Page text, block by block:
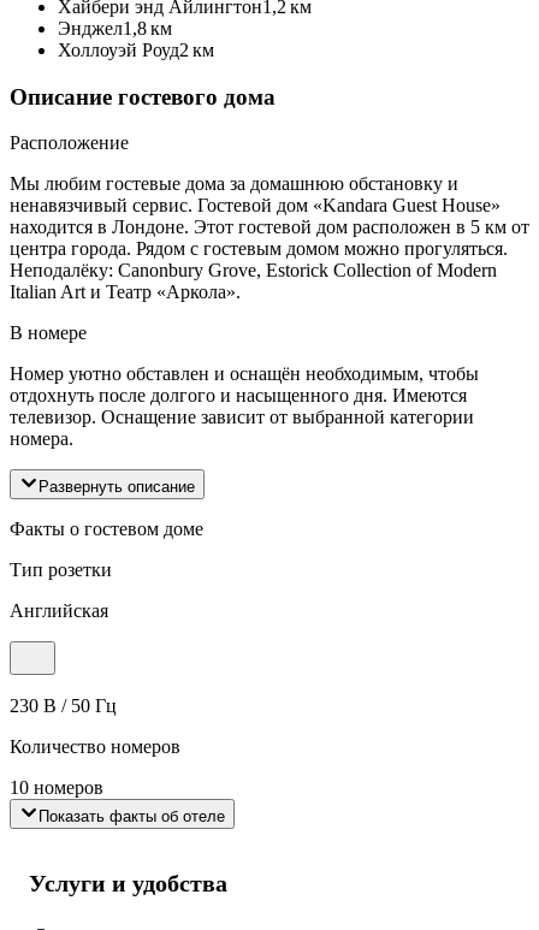
Хайбери энд Айлингтон1,2 км
Энджел1,8 км
Холлоуэй Роуд2 км
Описание гостевого дома
Расположение
Мы любим гостевые дома за домашнюю обстановку и
ненавязчивый сервис. Гостевой дом «Kandara Guest House»
находится в Лондоне. Этот гостевой дом расположен в 5 км от
центра города. Рядом с гостевым домом можно прогуляться.
Неподалёку: Canonbury Grove, Estorick Collection of Modern
Italian Art и Театр «Аркола».
В номере
Номер уютно обставлен и оснащён необходимым, чтобы
отдохнуть после долгого и насыщенного дня. Имеются
телевизор. Оснащение зависит от выбранной категории
номера.
Развернуть описание
Факты о гостевом доме
Тип розетки
Английская
230 В / 50 Гц
Количество номеров
10 номеров
Показать факты об отеле
Услуги и удобства